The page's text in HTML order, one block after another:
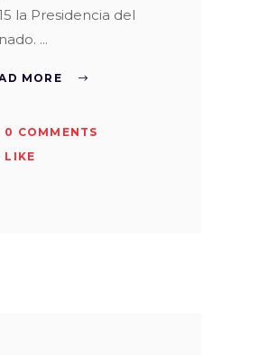
la Presidencia del
MORE
0 COMMENTS
LIKE